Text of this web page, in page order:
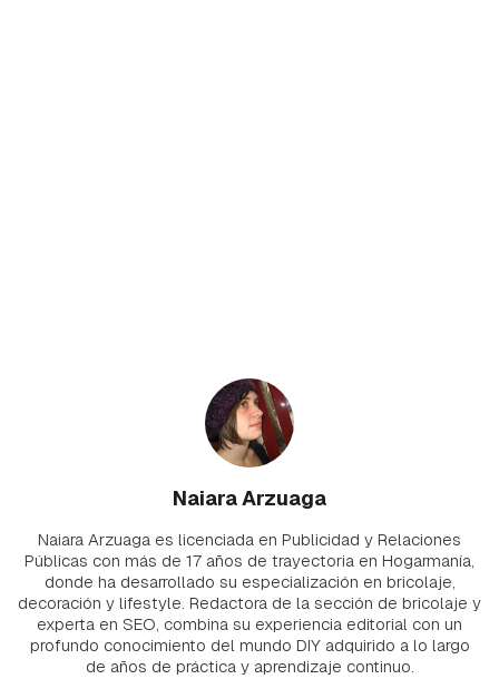
Naiara Arzuaga
Naiara Arzuaga es licenciada en Publicidad y Relaciones
Públicas con más de 17 años de trayectoria en Hogarmanía,
donde ha desarrollado su especialización en bricolaje,
decoración y lifestyle. Redactora de la sección de bricolaje y
experta en SEO, combina su experiencia editorial con un
profundo conocimiento del mundo DIY adquirido a lo largo
de años de práctica y aprendizaje continuo.